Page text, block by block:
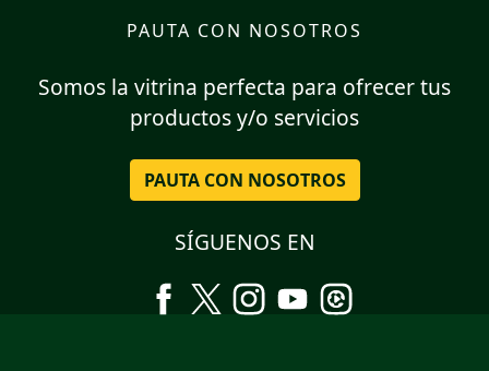
PAUTA CON NOSOTROS
Somos la vitrina perfecta para ofrecer tus
productos y/o servicios
PAUTA CON NOSOTROS
SÍGUENOS EN